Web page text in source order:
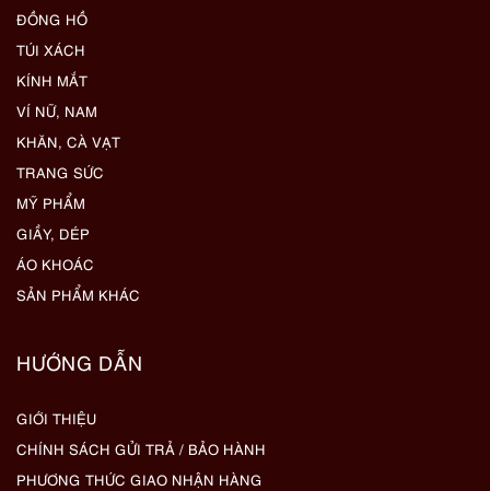
ĐỒNG HỒ
TÚI XÁCH
KÍNH MẮT
VÍ NỮ, NAM
KHĂN, CÀ VẠT
TRANG SỨC
MỸ PHẨM
GIẦY, DÉP
ÁO KHOÁC
SẢN PHẨM KHÁC
HƯỚNG DẪN
GIỚI THIỆU
CHÍNH SÁCH GỬI TRẢ / BẢO HÀNH
PHƯƠNG THỨC GIAO NHẬN HÀNG